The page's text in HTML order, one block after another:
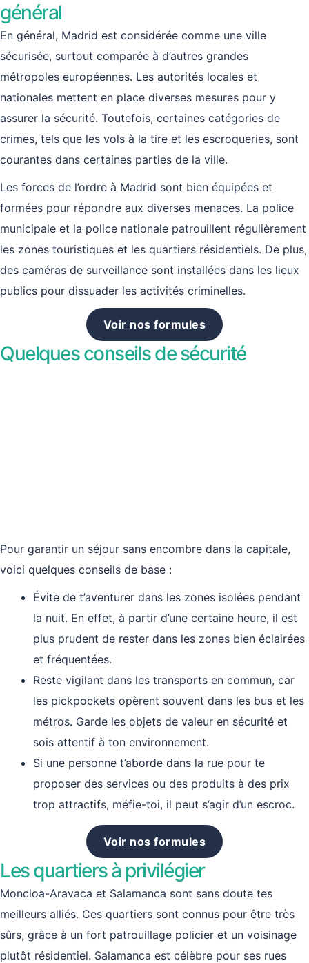
général
En général, Madrid est considérée comme une ville
sécurisée, surtout comparée à d’autres grandes
métropoles européennes. Les autorités locales et
nationales mettent en place diverses mesures pour y
assurer la sécurité. Toutefois, certaines catégories de
crimes, tels que les vols à la tire et les escroqueries, sont
courantes dans certaines parties de la ville.
Les forces de l’ordre à Madrid sont bien équipées et
formées pour répondre aux diverses menaces. La police
municipale et la police nationale patrouillent régulièrement
les zones touristiques et les quartiers résidentiels. De plus,
des caméras de surveillance sont installées dans les lieux
publics pour dissuader les activités criminelles.
Voir nos formules
Quelques conseils de sécurité
Pour garantir un séjour sans encombre dans la capitale,
voici quelques conseils de base :
Évite de t’aventurer dans les zones isolées pendant
la nuit. En effet, à partir d’une certaine heure, il est
plus prudent de rester dans les zones bien éclairées
et fréquentées.
Reste vigilant dans les transports en commun, car
les pickpockets opèrent souvent dans les bus et les
métros. Garde les objets de valeur en sécurité et
sois attentif à ton environnement.
Si une personne t’aborde dans la rue pour te
proposer des services ou des produits à des prix
trop attractifs, méfie-toi, il peut s’agir d’un escroc.
Voir nos formules
Les quartiers à privilégier
Moncloa-Aravaca et Salamanca sont sans doute tes
meilleurs alliés. Ces quartiers sont connus pour être très
sûrs, grâce à un fort patrouillage policier et un voisinage
plutôt résidentiel. Salamanca est célèbre pour ses rues